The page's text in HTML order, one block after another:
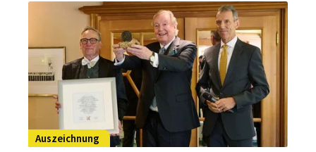
Auszeichnung